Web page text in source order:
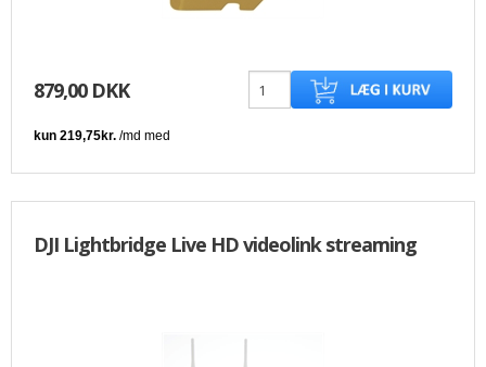
879,00 DKK
DJI Lightbridge Live HD videolink streaming